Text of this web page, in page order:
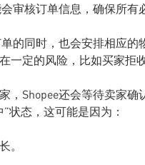
审核订单信息，确保所
的同时，也会安排相应的
一定的风险，比如买家拒
，Shopee还会等待卖家确
状态，这可能是因为：
。